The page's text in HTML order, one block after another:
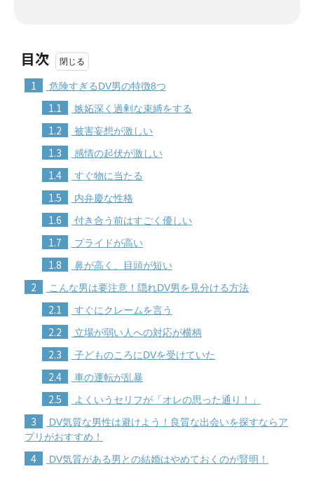
目次
1 危険すぎるDV男の特徴8つ
1.1 嫉妬深く過剰な束縛をする
1.2 被害妄想が激しい
1.3 感情の起伏が激しい
1.4 すぐ物に当たる
1.5 内弁慶な性格
1.6 付き合う前はすごく優しい
1.7 プライドが高い
1.8 鼻が高く、目頭が短い
2 こんな男は要注意！隠れDV男を見分ける方法
2.1 すぐにクレームを言う
2.2 立場が弱い人への対応が横柄
2.3 子どものころにDVを受けていた
2.4 車の運転が乱暴
2.5 よくいうセリフが「オレの思った通り！」
3
DV気質な男性は避けよう！良質な出会いを探すならア
プリがおすすめ！
4 DV気質がある男との結婚はやめておくのが賢明！